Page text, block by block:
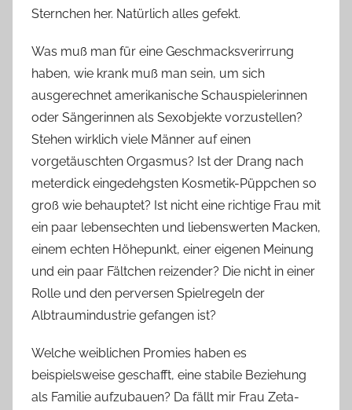
Sternchen her. Natürlich alles gefekt.
Was muß man für eine Geschmacksverirrung
haben, wie krank muß man sein, um sich
ausgerechnet amerikanische Schauspielerinnen
oder Sängerinnen als Sexobjekte vorzustellen?
Stehen wirklich viele Männer auf einen
vorgetäuschten Orgasmus? Ist der Drang nach
meterdick eingedehgsten Kosmetik-Püppchen so
groß wie behauptet? Ist nicht eine richtige Frau mit
ein paar lebensechten und liebenswerten Macken,
einem echten Höhepunkt, einer eigenen Meinung
und ein paar Fältchen reizender? Die nicht in einer
Rolle und den perversen Spielregeln der
Albtraumindustrie gefangen ist?
Welche weiblichen Promies haben es
beispielsweise geschafft, eine stabile Beziehung
als Familie aufzubauen? Da fällt mir Frau Zeta-